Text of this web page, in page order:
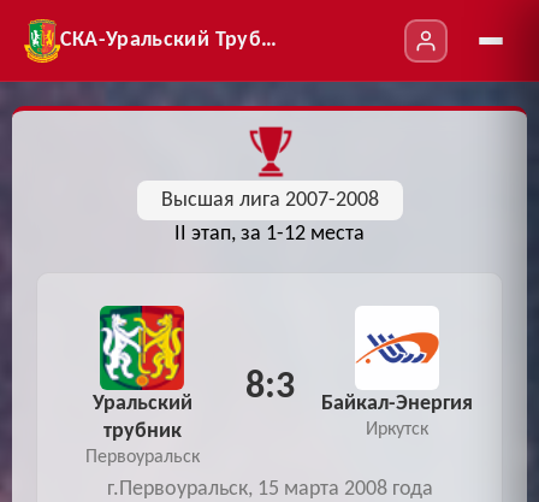
СКА-Уральский Трубник
Высшая лига 2007-2008
II этап, за 1-12 места
Уральский
трубник
Первоуральск
8:3 Байкал-Энергия
Иркутск
г.Первоуральск, 15 марта 2008 года